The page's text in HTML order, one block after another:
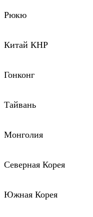
Рюкю
Китай КНР
Гонконг
Тайвань
Монголия
Северная Корея
Южная Корея